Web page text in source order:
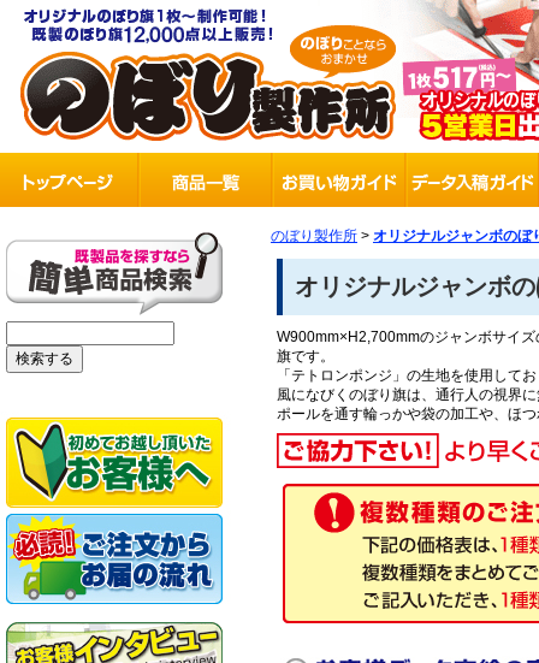
のぼり製作所 > オリジナルジャンボのぼ
オリジナルジャンボ
W900mm×H2,700mmのジャンボサイ
旗です。
「テトロンポンジ」の生地を使用して
風になびくのぼり旗は、通行人の視界
ポールを通す輪っかや袋の加工や、ほ